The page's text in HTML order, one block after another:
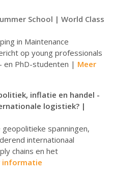
School | World Class
in Maintenance
op young professionals
en PhD-studenten | Meer
inflatie en handel -
logistiek? |
spanningen,
internationaal
chains en het
informatie